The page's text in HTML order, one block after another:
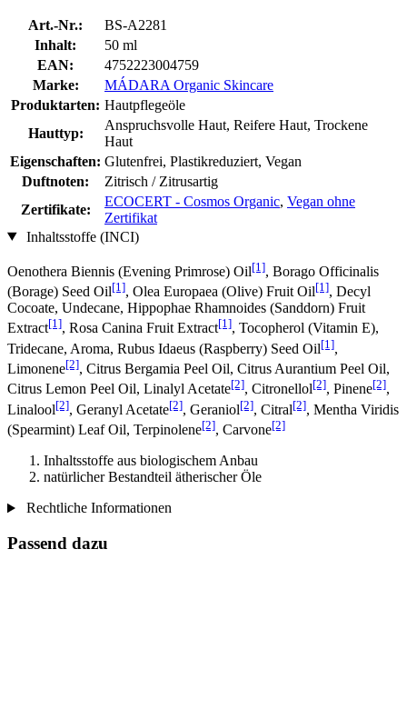
Art.-Nr.:
BS-A2281
Inhalt:
50 ml
EAN:
4752223004759
Marke:
MÁDARA Organic Skincare
Produktarten: Hautpflegeöle
Hauttyp:
Anspruchsvolle Haut, Reifere Haut, Trockene
Haut
Eigenschaften: Glutenfrei, Plastikreduziert, Vegan
Duftnoten:
Zitrisch / Zitrusartig
Zertifikate:
ECOCERT - Cosmos Organic, Vegan ohne
Zertifikat
Inhaltsstoffe (INCI)
Oenothera Biennis (Evening Primrose) Oil[1], Borago Officinalis
(Borage) Seed Oil[1], Olea Europaea (Olive) Fruit Oil[1], Decyl
Cocoate, Undecane, Hippophae Rhamnoides (Sanddorn) Fruit
Extract[1], Rosa Canina Fruit Extract[1], Tocopherol (Vitamin E),
Tridecane, Aroma, Rubus Idaeus (Raspberry) Seed Oil[1],
Limonene[2], Citrus Bergamia Peel Oil, Citrus Aurantium Peel Oil,
Citrus Lemon Peel Oil, Linalyl Acetate[2], Citronellol[2], Pinene[2],
Linalool[2], Geranyl Acetate[2], Geraniol[2], Citral[2], Mentha Viridis
(Spearmint) Leaf Oil, Terpinolene[2], Carvone[2]
Inhaltsstoffe aus biologischem Anbau
natürlicher Bestandteil ätherischer Öle
Rechtliche Informationen
Passend dazu